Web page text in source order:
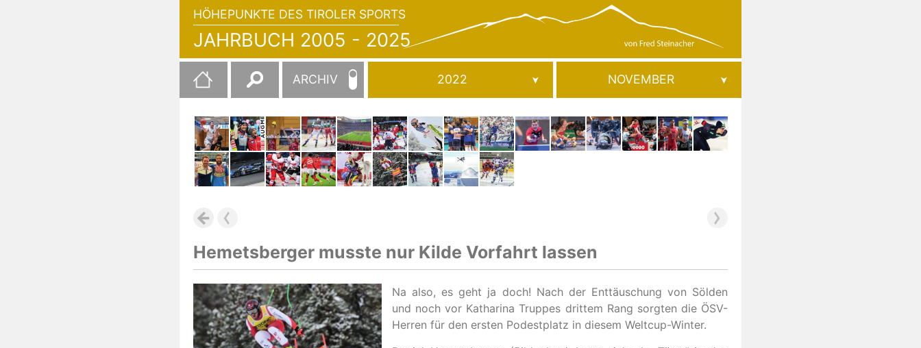
HÖHEPUNKTE DES TIROLER SPORTS
JAHRBUCH 2005 - 2025
JAHRBUCH
2005
2025
Suchen
nach:
ARCHIV 2022 NOVEMBER
Hemetsberger musste nur Kilde Vorfahrt lassen
Na also, es geht ja doch! Nach der Enttäuschung von Sölden
und noch vor Katharina Truppes drittem Rang sorgten die ÖSV-
Herren für den ersten Podestplatz in diesem Weltcup-Winter.